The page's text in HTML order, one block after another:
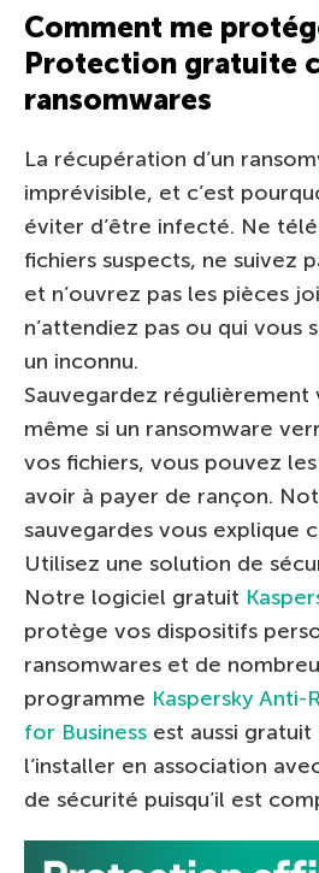
Comment me
Protection gratuite
ransomwares
La récupération d’un
imprévisible, et c’est
éviter d’être infecté. Ne
fichiers suspects, ne suivez
et n’ouvrez pas les pièces
n’attendiez pas ou qui vous
un inconnu.
Sauvegardez régulièrement
même si un ransomware
vos fichiers, vous pouvez
avoir à payer de rançon.
sauvegardes vous explique
Utilisez une solution de
Notre logiciel gratuit
protège vos dispositifs
ransomwares et de
programme Kaspersky Anti-
for Business est aussi
l’installer en association
de sécurité puisqu’il est